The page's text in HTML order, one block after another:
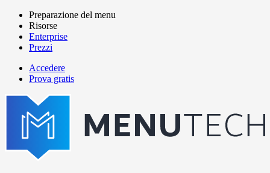
Salta
contenuto
principale
Main
navigation
Preparazione del menu
Risorse
Enterprise
Prezzi
menutech
navigation
Accedere
Prova gratis